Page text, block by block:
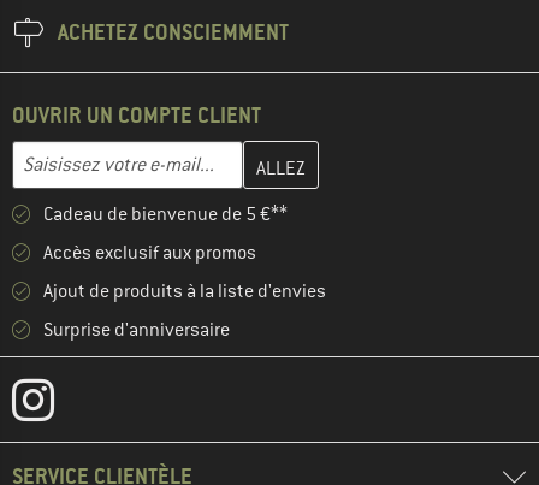
ACHETEZ CONSCIEMMENT
OUVRIR UN COMPTE CLIENT
Adresse e-mail
Entrez votre adresse e-mail ici et créez votre compte client à la
Cadeau de bienvenue de 5 €**
Accès exclusif aux promos
Ajout de produits à la liste d'envies
Surprise d'anniversaire
SERVICE CLIENTÈLE